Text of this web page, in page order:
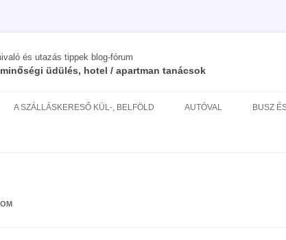
és utazás tippek blog-fórum
üdülés, hotel / apartman tanácsok
a
A SZÁLLÁSKERESŐ KÜL-, BELFÖLD AUTÓVAL BUSZ